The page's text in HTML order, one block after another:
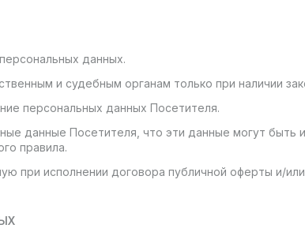
данных.
и судебным органам только при наличии
персональных данных Посетителя.
данные Посетителя, что эти данные могут быть
правила.
при исполнении договора публичной оферты и/